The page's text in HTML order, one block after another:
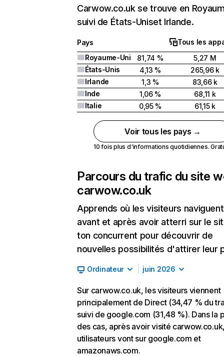
Carwow.co.uk se trouve en
suivi de États-Uniset Irlande.
Pays
Tous les
Royaume-Uni
81,74 %
5,27 M
États-Unis
4,13 %
265,96 k
Irlande
1,3 %
83,66 k
Inde
1,06 %
68,11 k
Italie
0,95 % 61,15 k
Voir tous les pays →
10 fois plus d'informations quotidiennes.
Parcours du trafic du site
carwow.co.uk
Apprends où les visiteurs naviguent
avant et après avoir atterri sur le
ton concurrent pour découvrir de
nouvelles possibilités d'attirer leur
Ordinateur juin 2026
Sur carwow.co.uk, les visiteurs viennent
principalement de Direct (34,47 % du
suivi de google.com (31,48 %). Dans la
des cas, après avoir visité
utilisateurs vont sur google.com et
amazonaws.com.